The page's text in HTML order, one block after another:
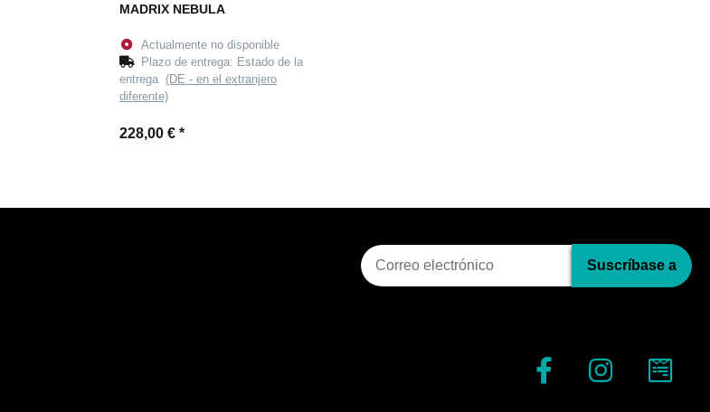
MADRIX NEBULA
Actualmente no disponible
Plazo de entrega: Estado de la
entrega (DE - en el extranjero
diferente)
228,00 € *
Suscripci?n al bolet?n
Suscríbase a